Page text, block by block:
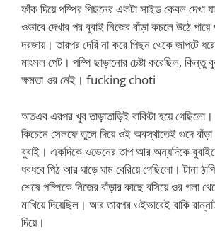
ফাঁক দিয়ে পম্পির পিছনের একটা সাইড কেবল দেখা
ওভাবে দেখার পর বুবাই নিজের বাঁড়া কচলে উঠে পায়ে
দরজায়। তারপর দেরি না করে পিছন থেকে জাপটে
মাংসল পেট। পম্পি ছাড়ানোর চেষ্টা করেছিল,
ক্ষমতা ওর নেই। fucking choti
অতএব এরপর খুব তাড়াতাড়িই বাকিটা হয়ে
কিচেনে সেলফে তুলে দিয়ে ওই অবস্থাতেই গুদে বাঁড়া
বুবাই। একদিকে ওভেনের তাপ আর অন্যদিকে
ধবধবে পিঠ আর ঘাড়ে ঘাম বেরিয়ে গেছিলো। টানা
শেষে পম্পিকে নিজের বাঁড়ার কাছে বসিয়ে ওর গলা
মাখিয়ে দিয়েছিল। আর তারপর ওইভাবেই বাকি
দিয়ে।